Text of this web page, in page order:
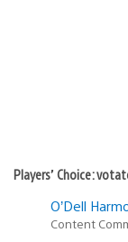
Players’ Choice:
O’Dell
Content